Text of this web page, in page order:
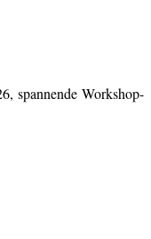
spannende Workshop-